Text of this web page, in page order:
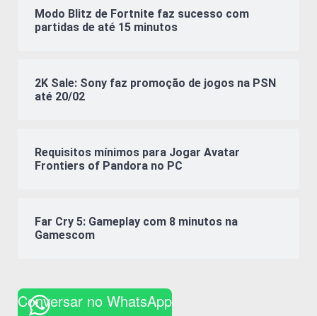
Modo Blitz de Fortnite faz sucesso com
partidas de até 15 minutos
2K Sale: Sony faz promoção de jogos na PSN
até 20/02
Requisitos mínimos para Jogar Avatar
Frontiers of Pandora no PC
Far Cry 5: Gameplay com 8 minutos na
Gamescom
Conversar no WhatsApp